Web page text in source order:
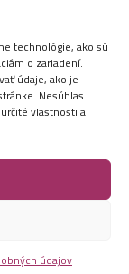
technológie, ako sú
o zariadení.
údaje, ako je
Nesúhlas
vlastnosti a
údajov
2026